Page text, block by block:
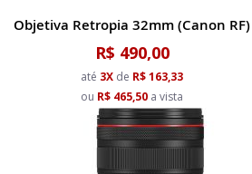
Objetiva Retropia 32mm (Canon RF)
R$ 490,00
até 3X de R$ 163,33
ou R$ 465,50 a vista